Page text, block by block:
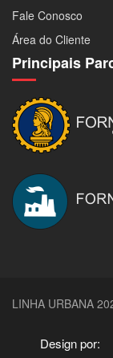
Fale Conosco
Área do Cliente
Principais
LINHA URBANA
Design por: